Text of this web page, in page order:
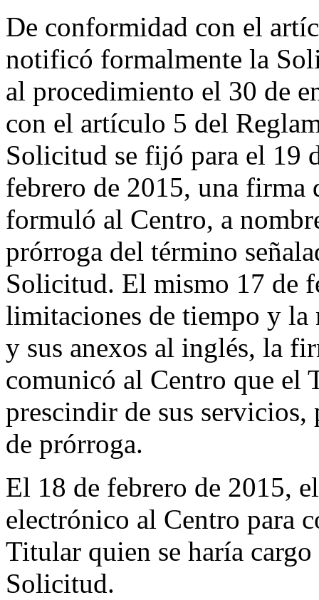
De conformidad con el
notificó formalmente la
al procedimiento el 30 de
con el artículo 5 del
Solicitud se fijó para el 19
febrero de 2015, una firma
formuló al Centro, a
prórroga del término
Solicitud. El mismo 17 de
limitaciones de tiempo y la
y sus anexos al inglés, la
comunicó al Centro que el
prescindir de sus
de prórroga.
El 18 de febrero de 2015,
electrónico al Centro para
Titular quien se haría
Solicitud.